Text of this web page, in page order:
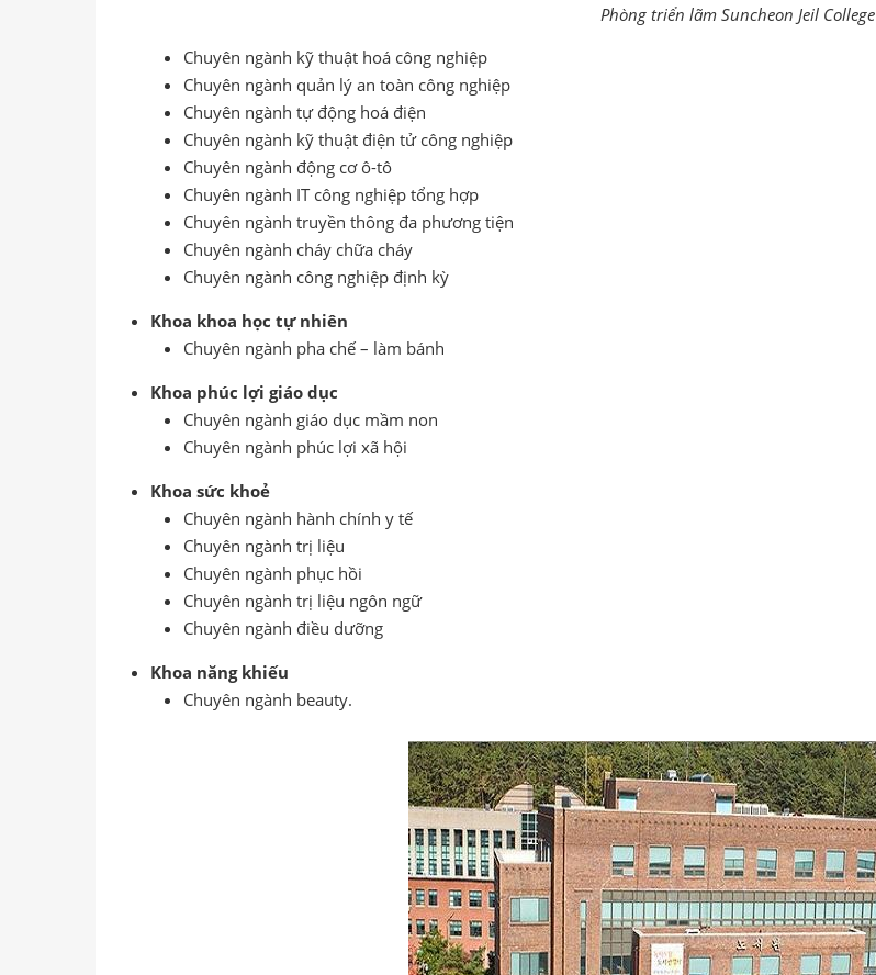
Phòng triển lãm Suncheon Jeil College
Chuyên ngành kỹ thuật hoá công nghiệp
Chuyên ngành quản lý an toàn công nghiệp
Chuyên ngành tự động hoá điện
Chuyên ngành kỹ thuật điện tử công nghiệp
Chuyên ngành động cơ ô-tô
Chuyên ngành IT công nghiệp tổng hợp
Chuyên ngành truyền thông đa phương tiện
Chuyên ngành cháy chữa cháy
Chuyên ngành công nghiệp định kỳ
Khoa khoa học tự nhiên
Chuyên ngành pha chế – làm bánh
Khoa phúc lợi giáo dục
Chuyên ngành giáo dục mầm non
Chuyên ngành phúc lợi xã hội
Khoa sức khoẻ
Chuyên ngành hành chính y tế
Chuyên ngành trị liệu
Chuyên ngành phục hồi
Chuyên ngành trị liệu ngôn ngữ
Chuyên ngành điều dưỡng
Khoa năng khiếu
Chuyên ngành beauty.